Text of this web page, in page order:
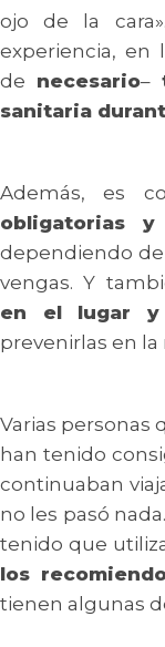
ojo de la
experiencia, en
de necesario–
sanitaria
Además, es
obligatorias y
dependiendo
vengas. Y
en el lugar y
prevenirlas en
Varias personas
han tenido
continuaban
no les pasó
tenido que
los
tienen algunas